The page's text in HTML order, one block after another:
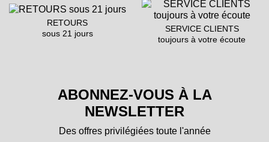
RETOURS
sous 21 jours
SERVICE CLIENTS
toujours à votre écoute
ABONNEZ-VOUS À LA
NEWSLETTER
Des offres privilégiées toute l'année